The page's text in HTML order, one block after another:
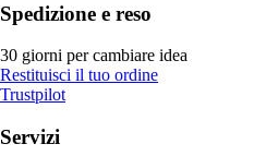
Spedizione e reso
30 giorni per cambiare idea
Restituisci il tuo ordine
Trustpilot
Servizi